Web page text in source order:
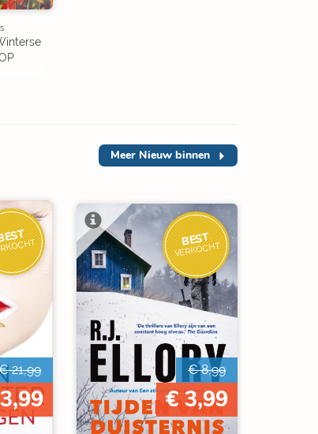
Meer Nieuw binnen
21,99
BEST
VERKOCHT
€ 8,99
€ 3,99